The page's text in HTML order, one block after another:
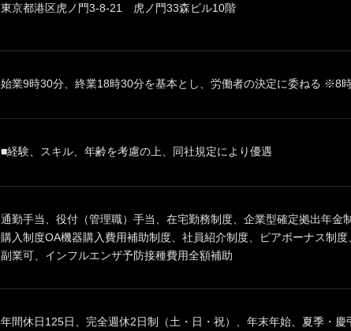
東京都港区虎ノ門3-8-21 虎ノ門33森ビル10階
始業9時30分、終業18時30分を基本とし、労働者の決定に委ねる ※8
■経験、スキル、年齢を考慮の上、同社規定により優遇
通勤手当、役付（管理職）手当、在宅勤務制度、企業型確定拠出年金
購入制度OA機器購入費用補助制度、社員紹介制度、ピアボーナス制
副業可、インフルエンザ予防接種費用全額補助
年間休日125日、完全週休2日制（土・日・祝）、年末年始、夏季・